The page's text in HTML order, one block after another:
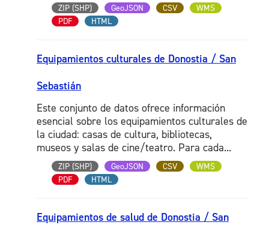
ZIP (SHP) GeoJSON CSV
WMS
PDF
HTML
Equipamientos culturales de Donostia / San
Sebastián
Este conjunto de datos ofrece información
esencial sobre los equipamientos culturales de
la ciudad: casas de cultura, bibliotecas,
museos y salas de cine/teatro. Para cada...
ZIP (SHP) GeoJSON CSV
WMS
PDF
HTML
Equipamientos de salud de Donostia / San